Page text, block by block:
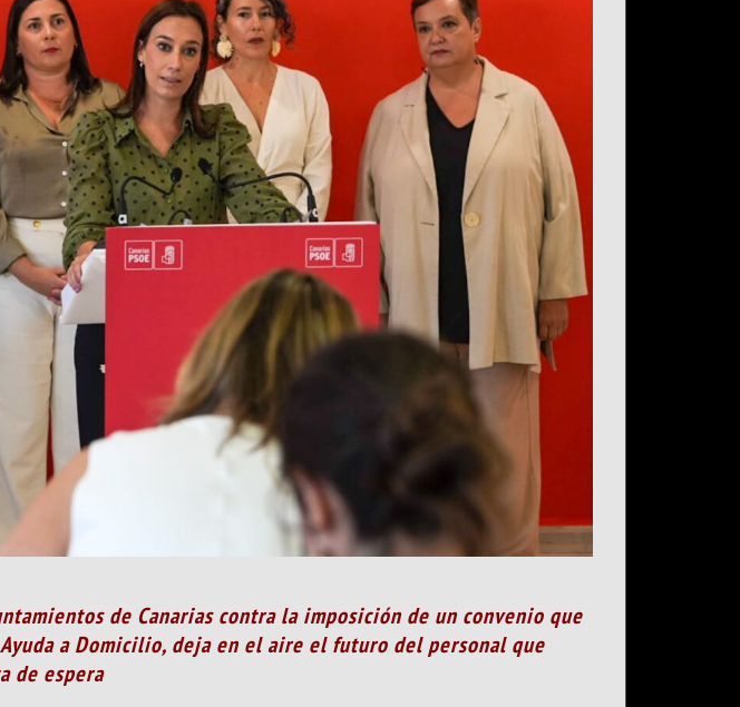
de Canarias contra la imposición de un convenio que
a Domicilio, deja en el aire el futuro del personal que
de espera